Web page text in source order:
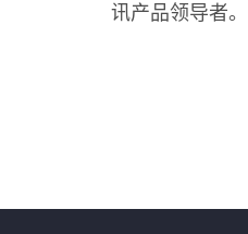
讯产品领导者